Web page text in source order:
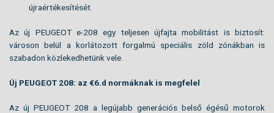
újraértékesítését.
Az új PEUGEOT e-208 egy teljesen újfajta mobilitást is biztosít:
városon belül a korlátozott forgalmú speciális zöld zónákban is
szabadon közlekedhetünk vele.
Új PEUGEOT 208: az €6.d normáknak is megfelel
Az új PEUGEOT 208 a legújabb generációs belső égésű motorok